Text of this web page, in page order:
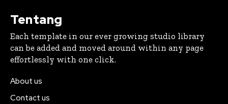
Tentang
Each template in our ever growing studio library
can be added and moved around within any page
effortlessly with one click.
About us
Contact us